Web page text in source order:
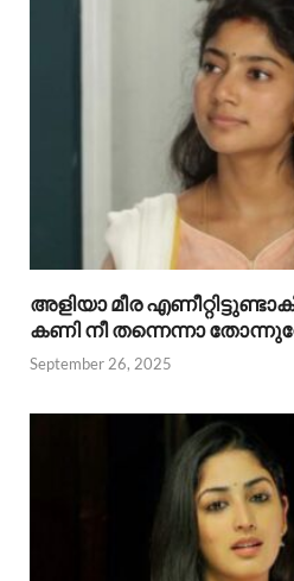
അളിയാ മീര
കണി നീ തന്നെന്നാ
September 26, 2025